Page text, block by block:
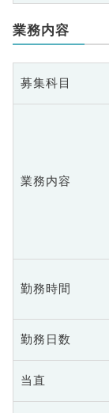
業務内容
募集科目
業務内容
勤務時間
勤務日数
当直